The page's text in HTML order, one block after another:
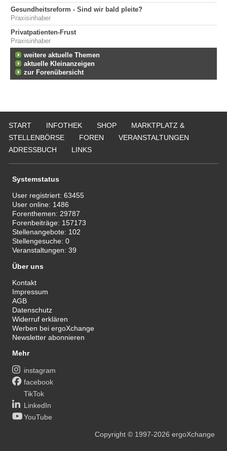
Gesundheitsreform - Sind wir bald pleite?
Praxisinhaber
Privatpatienten-Frust
Praxisinhaber
weitere aktuelle Themen
aktuelle Kleinanzeigen
zur Forenübersicht
START INFOTHEK SHOP
MARKTPLATZ &
STELLENBÖRSE
FOREN
VERANSTALTUNGEN
ADRESSBUCH
LINKS
Systemstatus
User registriert:63455
User online: 1486
Forenthemen: 29787
Forenbeiträge: 157173
Stellenangebote: 102
Stellengesuche:0
Veranstaltungen:39
Über uns
Kontakt
Impressum
AGB
Datenschutz
Widerruf erklären
Werben bei ergoXchange
Newsletter abonnieren
Mehr
instagram
facebook
TikTok
LinkedIn
YouTube
Copyright© 1997-2026 ergoXchange